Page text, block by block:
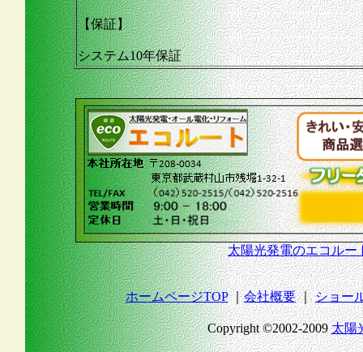
【保証】
システム10年保証
太陽光発電のエコルー
ホームページTOP｜会社概要｜ショー
Copyright ©2002-2009太陽